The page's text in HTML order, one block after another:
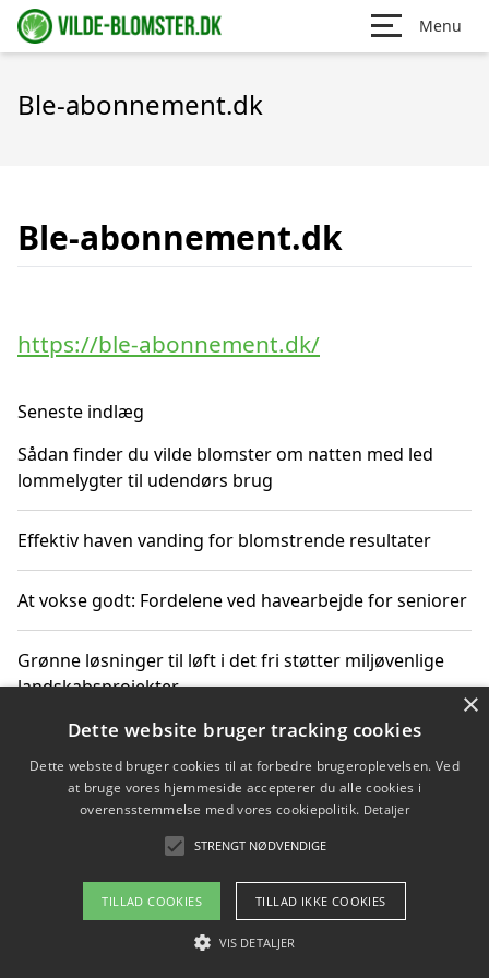
Menu
Ble-abonnement.dk
Ble-abonnement.dk
https://ble-abonnement.dk/
Seneste indlæg
Sådan finder du vilde blomster om natten med led
lommelygter til udendørs brug
Effektiv haven vanding for blomstrende resultater
At vokse godt: Fordelene ved havearbejde for seniorer
Grønne løsninger til løft i det fri støtter miljøvenlige
landskabsprojekter
Gør haven til et frirum for familien og naturen
Copyright 2026 - Pilanto Aps
Om / kontakt
Blog Betingelser
×
Dette website bruger tracking cookies
Dette websted bruger cookies til at forbedre brugeroplevelsen. Ved
at bruge vores hjemmeside accepterer du alle cookies i
overensstemmelse med vores cookiepolitik. Detaljer
STRENGT NØDVENDIGE
TILLAD COOKIES TILLAD IKKE COOKIES
VIS DETALJER